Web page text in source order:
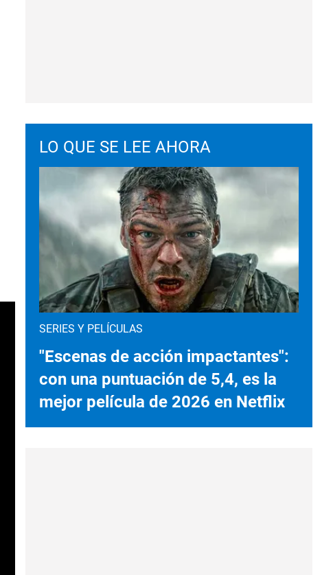
LO QUE SE LEE AHORA
SERIES Y PELÍCULAS
"Escenas de acción impactantes":
con una puntuación de 5,4, es la
mejor película de 2026 en Netflix